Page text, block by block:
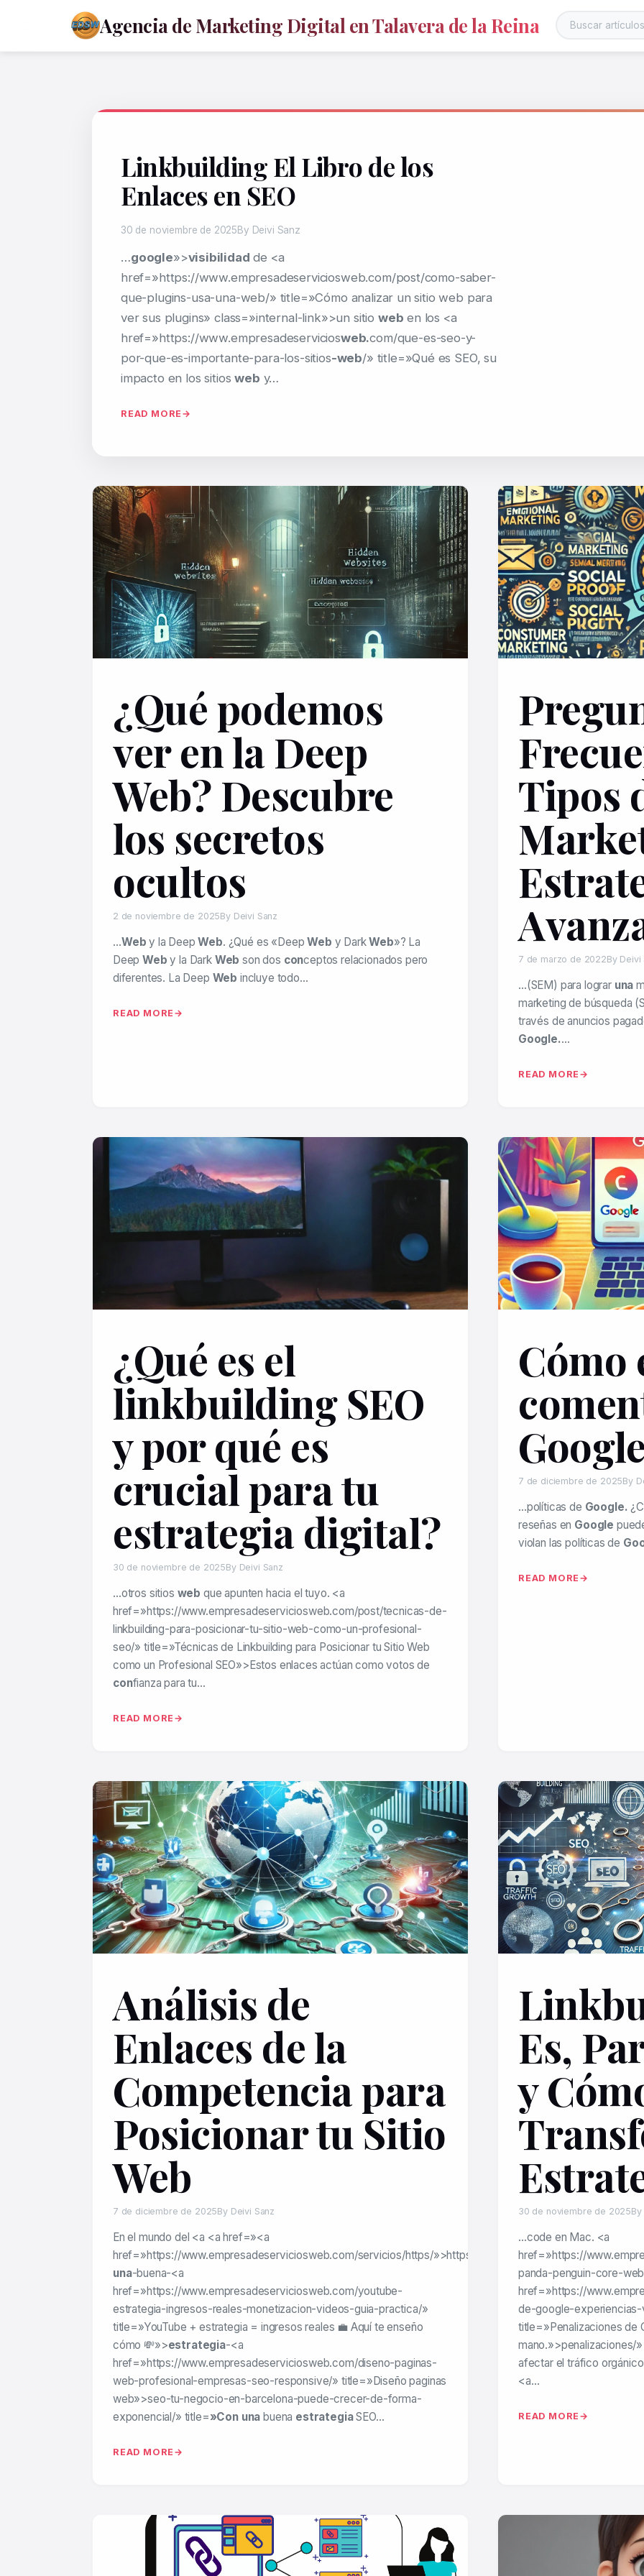
Agencia de Marketing Digital en Talavera de la Reina
Linkbuilding El Libro de los
Enlaces en SEO
30 de noviembre de 2025By Deivi Sanz
…google»>visibilidad de <a
href=»https://www.empresadeserviciosweb.com/post/como-saber-
que-plugins-usa-una-web/» title=»Cómo analizar un sitio web para
ver sus plugins» class=»internal-link»>un sitio web en los <a
href=»https://www.empresadeserviciosweb.com/que-es-seo-y-
por-que-es-importante-para-los-sitios-web/» title=»Qué es SEO, su
impacto en los sitiosweb y…
READ MORE
¿Qué podemos
ver en la Deep
Web? Descubre
los secretos
ocultos
2 de noviembre de 2025By Deivi Sanz
…Web y la DeepWeb. ¿Qué es «DeepWeb y DarkWeb»? La
DeepWeb y la Dark Web son dos conceptos relacionados pero
diferentes. La Deep Web incluye todo…
READ MORE
Tipos
7 de marzo de 2022By Deivi
…(SEM) para lograr una
marketing de búsqueda
través de anuncios
Google.…
READ MORE
¿Qué es el
linkbuilding SEO
y por qué es
crucial para tu
estrategia digital?
30 de noviembre de 2025By Deivi Sanz
…otros sitios web que apunten hacia el tuyo. <a
href=»https://www.empresadeserviciosweb.com/post/tecnicas-de-
linkbuilding-para-posicionar-tu-sitio-web-como-un-profesional-
seo/» title=»Técnicas de Linkbuilding para Posicionar tu Sitio Web
como un Profesional SEO»>Estos enlaces actúan como votos de
confianza para tu…
READ MORE
7 de diciembre de 2025By
…políticas de Google.
reseñas en Google
violan las políticas de
READ MORE
Análisis de
Enlaces de la
Competencia para
Posicionar tu Sitio
Web
7 de diciembre de 2025By Deivi Sanz
En el mundo del <a <a href=»<a
href=»https://www.empresadeserviciosweb.com/servicios/https/»>https://www.empresadeserviciosweb.
una-buena-<a
href=»https://www.empresadeserviciosweb.com/youtube-
estrategia-ingresos-reales-monetizacion-videos-guia-practica/»
title=»YouTube + estrategia = ingresos reales 💼 Aquí te enseño
cómo 💸»>estrategia-<a
href=»https://www.empresadeserviciosweb.com/diseno-paginas-
web-profesional-empresas-seo-responsive/» title=»Diseño paginas
web»>seo-tu-negocio-en-barcelona-puede-crecer-de-forma-
exponencial/» title=»Con una buena estrategiaSEO…
READ MORE
Es,
y
30 de noviembre de 2025
…code en Mac. <a
href=»https://
panda-penguin-core-
href=»https://
de-google-
title=»Penalizaciones de
mano.»>penalizaciones/
afectar el tráfico
<a…
READ MORE